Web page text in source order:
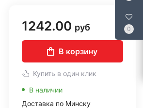
0
1242.00 руб
В корзину
Купить в один клик
В наличии
Доставка по Минску